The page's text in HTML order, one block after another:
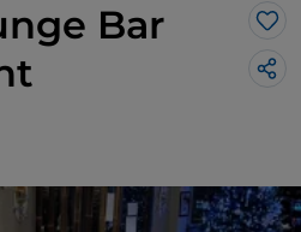
Bar
Me